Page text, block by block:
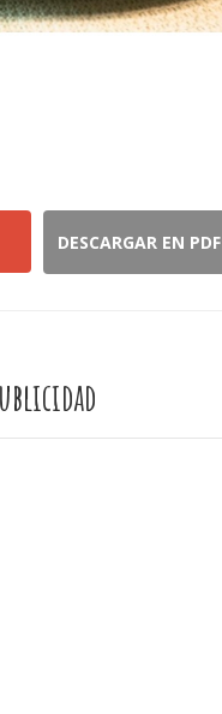
DESCARGAR EN PDF